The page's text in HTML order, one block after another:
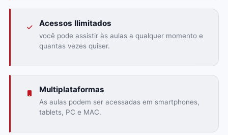
Acessos Ilimitados
você pode assistir às aulas a qualquer momento e
quantas vezes quiser.
Multiplataformas
As aulas podem ser acessadas em smartphones,
tablets, PC e MAC.